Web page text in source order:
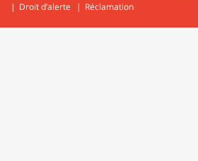
Droit d’alerte
Réclamation